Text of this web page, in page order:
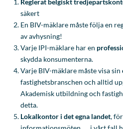
Lokalkontor i det egna landet
informationsmöten, … i vårt fall
och Nederländerna.
Utvlad